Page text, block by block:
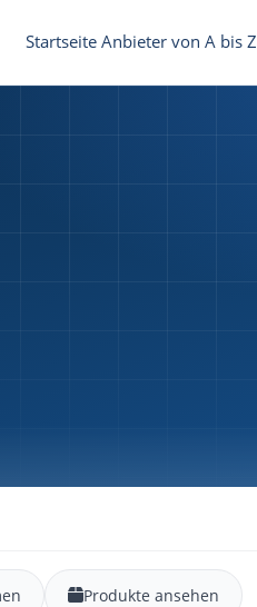
Startseite Anbieter von A bis Z
Produkte ansehen